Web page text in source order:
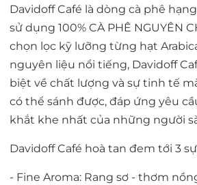
Davidoff Café là dòng cà phê
sử dụng 100% CÀ PHÊ NGUYÊN
chọn lọc kỹ lưỡng từng hạt
nguyên liệu nổi tiếng, Davidoff
biệt về chất lượng và sự tinh tế
có thể sánh được, đáp ứng yêu
khắt khe nhất của những người
Davidoff Café hoà tan đem tới 3
- Fine Aroma: Rang sơ - thơm